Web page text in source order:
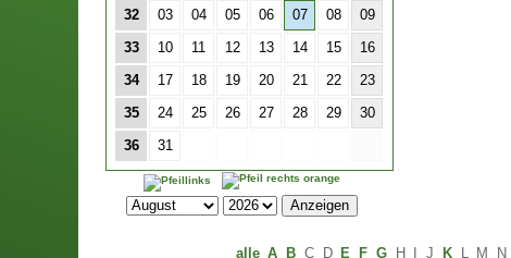
32 03 04 05 06 07 08 09
33 10 11 12 13 14 15 16
34 17 18 19 20 21 22 23
35 24 25 26 27 28 29 30
36 31
alle A B C D E F G H J K L M N